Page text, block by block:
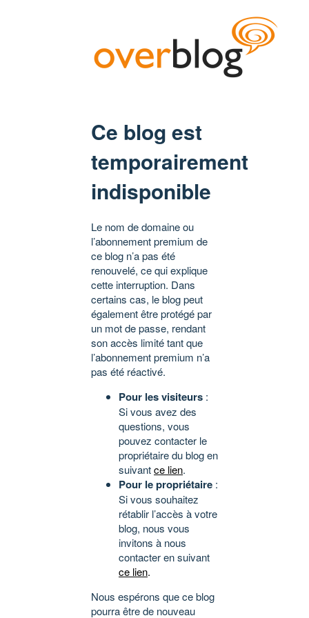
Ce blog est
temporairement
indisponible
Le nom de domaine ou
l’abonnement premium de
ce blog n’a pas été
renouvelé, ce qui explique
cette interruption. Dans
certains cas, le blog peut
également être protégé par
un mot de passe, rendant
son accès limité tant que
l’abonnement premium n’a
pas été réactivé.
Pour les visiteurs :
Si vous avez des
questions, vous
pouvez contacter le
propriétaire du blog en
suivantce lien.
Pour le propriétaire :
Si vous souhaitez
rétablir l’accès à votre
blog, nous vous
invitons à nous
contacter en suivant
ce lien.
Nous espérons que ce blog
pourra être de nouveau